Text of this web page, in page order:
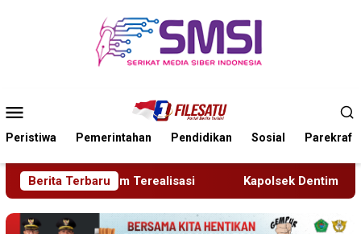
Mobile
Peristiwa Pemerintahan Pendidikan Sosial Parekraf
Berita Terbaru
Kapolsek Dentim Hadiri Pelepasan Purna Tugas